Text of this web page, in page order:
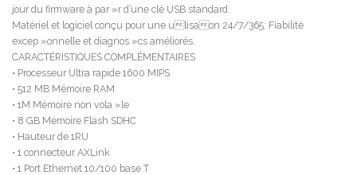
jour du firmware à par »r d’une clé USB standard.
Matériel et logiciel conçu pour une ulisaon 24/7/365: Fiabilité
excep »onnelle et diagnos »cs améliorés.
CARACTÉRISTIQUES COMPLÉMENTAIRES
• Processeur Ultra rapide 1600 MIPS
• 512 MB Mémoire RAM
• 1M Mémoire non vola »le
• 8 GB Mémoire Flash SDHC
• Hauteur de 1RU
• 1 connecteur AXLink
• 1 Port Ethernet 10/100 base T